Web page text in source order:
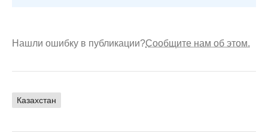
Нашли ошибку в публикации?Сообщите нам об этом.
Казахстан